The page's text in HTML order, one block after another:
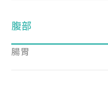
腹部
腸胃